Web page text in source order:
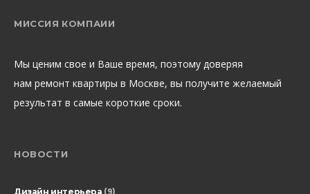
МИССИЯ КОМПАИИ
Мы ценим свое и Ваше время, поэтому доверяя
нам ремонт квартиры в Москве, вы получите желаемый
результат в самые короткие сроки.
НОВОСТИ
Дизайн интерьера (9)